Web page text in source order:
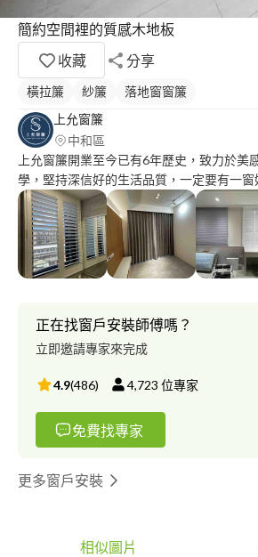
簡約空間裡的質感木地板
收藏
分享
橫拉簾 紗簾
落地窗窗簾
上允窗簾
中和區
上允窗簾開業至今已有6年歷史，致力於美
學，堅持深信好的生活品質，一定要有一
一條龍服務：用心諮詢溝通、實地丈量挑
細緻安裝，且全館窗簾、地板等商品皆為
款式多樣，滿足顧客各方面家飾需求。 主要服務項目有： 各式窗
簾｜SPC卡扣地磚｜PVC塑膠地板｜日式
進口電動窗簾｜國產/進口壁紙 附加服務
布/床頭板｜防貓抓布｜電動窗簾｜諾曼第
市： 《中和店》中和區福祥路96號 《土城
段315號 營業時間：週一～週五
竹以北” 為主
正在找窗戶安裝師傅嗎？
立即邀請專家來完成
4.9(486) 4,723 位專家
免費找專家
更多窗戶安裝
相似圖片